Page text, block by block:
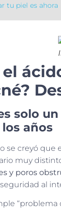
tu piel es ahora
el
solo
años
creyó que
muy
y poros
al